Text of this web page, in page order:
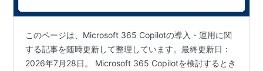
このページは、Microsoft 365 Copilotの導入・運用に関
する記事を随時更新して整理しています。最終更新日：
2026年7月28日。 Microsoft 365 Copilotを検討するとき